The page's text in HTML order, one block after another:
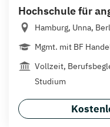
Hochschule für
Hamburg, Unna,
Mgmt. mit BF
Vollzeit,
Studium